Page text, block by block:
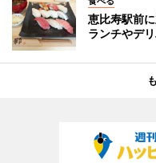
恵比寿駅前
ランチやデ